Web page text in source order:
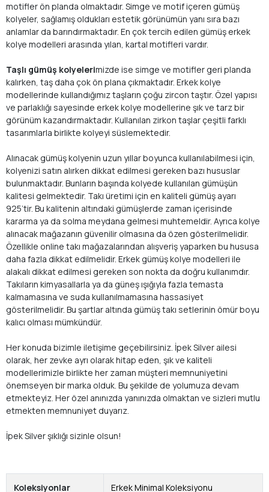
motifler ön planda olmaktadır. Simge ve motif içeren gümüş
kolyeler, sağlamış oldukları estetik görünümün yanı sıra bazı
anlamlar da barındırmaktadır. En çok tercih edilen gümüş erkek
kolye modelleri arasında yılan, kartal motifleri vardır.
Taşlı gümüş kolyelerimizde ise simge ve motifler geri planda
kalırken, taş daha çok ön plana çıkmaktadır. Erkek kolye
modellerinde kullandığımız taşların çoğu zircon taştır. Özel yapısı
ve parlaklığı sayesinde erkek kolye modellerine şık ve tarz bir
görünüm kazandırmaktadır. Kullanılan zirkon taşlar çeşitli farklı
tasarımlarla birlikte kolyeyi süslemektedir.
Alınacak gümüş kolyenin uzun yıllar boyunca kullanılabilmesi için,
kolyenizi satın alırken dikkat edilmesi gereken bazı hususlar
bulunmaktadır. Bunların başında kolyede kullanılan gümüşün
kalitesi gelmektedir. Takı üretimi için en kaliteli gümüş ayarı
925’tir. Bu kalitenin altındaki gümüşlerde zaman içerisinde
kararma ya da solma meydana gelmesi muhtemeldir. Ayrıca kolye
alınacak mağazanın güvenilir olmasına da özen gösterilmelidir.
Özellikle online takı mağazalarından alışveriş yaparken bu hususa
daha fazla dikkat edilmelidir. Erkek gümüş kolye modelleri ile
alakalı dikkat edilmesi gereken son nokta da doğru kullanımdır.
Takıların kimyasallarla ya da güneş ışığıyla fazla temasta
kalmamasına ve suda kullanılmamasına hassasiyet
gösterilmelidir. Bu şartlar altında gümüş takı setlerinin ömür boyu
kalıcı olması mümkündür.
Her konuda bizimle iletişime geçebilirsiniz. İpek Silver ailesi
olarak, her zevke ayrı olarak hitap eden, şık ve kaliteli
modellerimizle birlikte her zaman müşteri memnuniyetini
önemseyen bir marka olduk. Bu şekilde de yolumuza devam
etmekteyiz. Her özel anınızda yanınızda olmaktan ve sizleri mutlu
etmekten memnuniyet duyarız.
İpek Silver şıklığı sizinle olsun!
Koleksiyonlar Erkek Minimal Koleksiyonu